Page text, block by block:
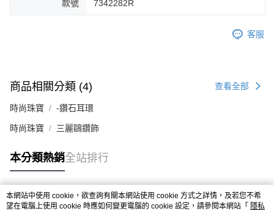
款號 7342282R
客服
商品相關分類 (4) 查看全部
時尚珠寶 -鑽石耳環
時尚珠寶 三麗鷗鑽飾
本分類熱銷全站排行
熱門標籤
本網站中使用 cookie，欲查詢有關本網站使用 cookie 方式之詳情，及若您不希
望在電腦上使用 cookie 時應如何變更電腦的 cookie 設定，請參閱本網站「 隱私